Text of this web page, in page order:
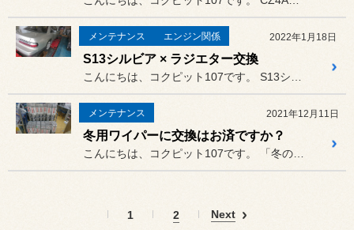
メンテナンス エンジン関係 2022年1月18日
S13シルビア × ラジエター交換
メンテナンス 2021年12月11日
冬用ワイパーに交換はお済ですか？
1 2 Next